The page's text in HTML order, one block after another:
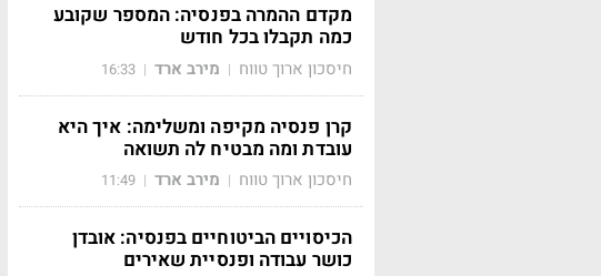
מקדם ההמרה בפנסיה: המספר שקובע
כמה תקבלו בכל חודש
חיסכון ארוך טווח | מירב ארד |
16:33
קרן פנסיה מקיפה ומשלימה: איך היא
עובדת ומה מבטיח לה תשואה
חיסכון ארוך טווח | מירב ארד |
11:49
הכיסויים הביטוחיים בפנסיה: אובדן
כושר עבודה ופנסיית שאירים